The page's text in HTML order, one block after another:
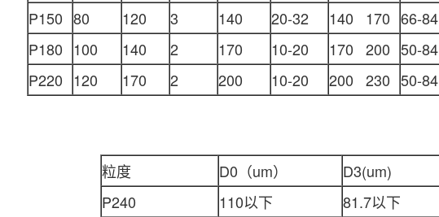
P150 80 120 3 140 20-32 140 170 66-84
P180 100 140 2 170 10-20 170 200 50-84
P220 120 170 2 200 10-20 200 230 50-84
粒度 D0（um） D3(um)
P240
110以下 81.7以下